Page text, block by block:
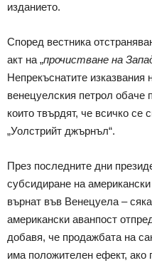
изданието.
Според вестника
акт на „прочистване на
Непрекъснатите изказвания
венецуелския петрол обаче
които твърдят, че всичко се
„Уолстрийт джърнъл“.
През последните дни
субсидиране на
върнат във Венецуела –
американски аванпост
добавя, че продажбата на
има положителен ефект, ако